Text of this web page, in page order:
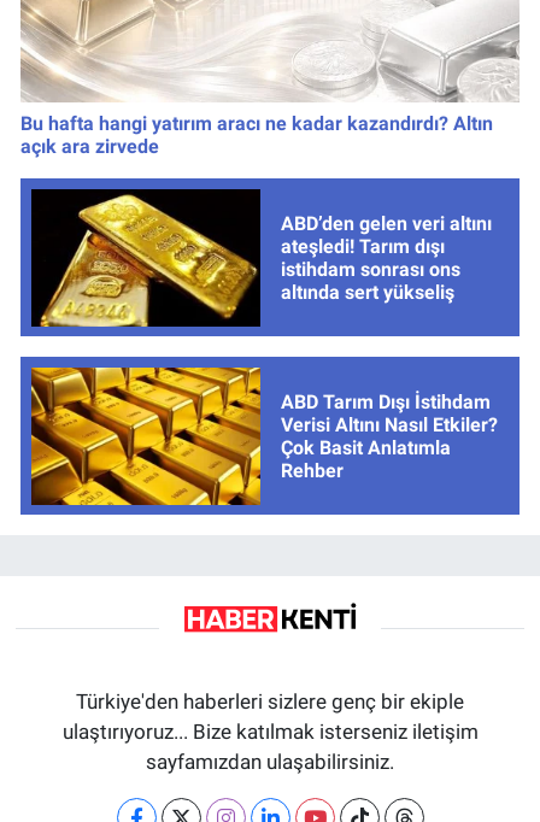
Bu hafta hangi yatırım aracı ne kadar kazandırdı? Altın
açık ara zirvede
ABD’den gelen veri altını
ateşledi! Tarım dışı
istihdam sonrası ons
altında sert yükseliş
ABD Tarım Dışı İstihdam
Verisi Altını Nasıl Etkiler?
Çok Basit Anlatımla
Rehber
Türkiye'den haberleri sizlere genç bir ekiple
ulaştırıyoruz... Bize katılmak isterseniz iletişim
sayfamızdan ulaşabilirsiniz.